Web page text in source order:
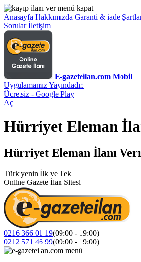
Anasayfa Hakkımızda Garanti & iade
Sorular İletişim
E-gazeteilan.com Mobil
Uygulamamız Yayındadır.
Ücretsiz - Google Play
Aç
Hürriyet Eleman
Hürriyet Eleman İlanı
Türkiyenin İlk ve Tek
Online Gazete İlan Sitesi
0216 366 01 19(09:00 - 19:00)
0212 571 46 99(09:00 - 19:00)